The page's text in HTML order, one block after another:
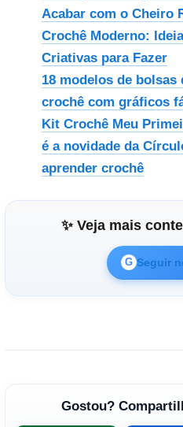
Acabar com o Cheiro
Crochê Moderno:
Criativas para Fazer
18 modelos de bolsas
crochê com gráficos
Kit Crochê Meu
é a novidade da
aprender crochê
✨ Veja mais
G Seguir
Gostou?